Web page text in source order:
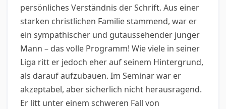
persönliches Verständnis der Schrift. Aus einer
starken christlichen Familie stammend, war er
ein sympathischer und gutaussehender junger
Mann – das volle Programm! Wie viele in seiner
Liga ritt er jedoch eher auf seinem Hintergrund,
als darauf aufzubauen. Im Seminar war er
akzeptabel, aber sicherlich nicht herausragend.
Er litt unter einem schweren Fall von